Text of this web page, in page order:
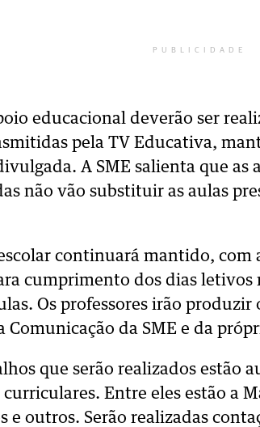
PUBLICIDADE
educacional deverão ser
pela TV Educativa,
A SME salienta que as
não vão substituir as aulas
continuará mantido, com
cumprimento dos dias letivos
Os professores irão produzir
Comunicação da SME e da
que serão realizados estão
Entre eles estão a
e outros. Serão realizadas